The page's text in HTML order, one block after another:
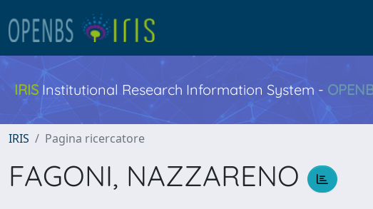
IRIS Institutional Research Information System -
IRIS Pagina ricercatore
FAGONI, NAZZARENO